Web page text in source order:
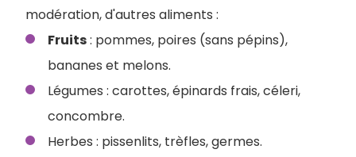
modération, d'autres aliments :
Fruits: pommes, poires (sans pépins),
bananes et melons.
Légumes : carottes, épinards frais, céleri,
concombre.
Herbes : pissenlits, trèfles, germes.